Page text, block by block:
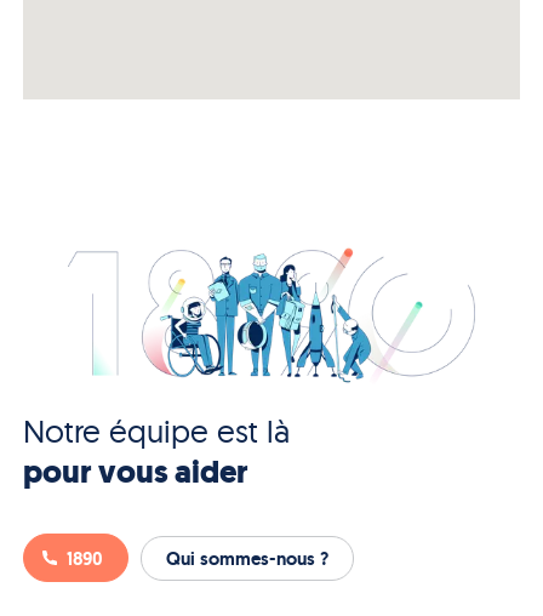
Notre équipe est là
pour vous aider
1890 Qui sommes-nous ?